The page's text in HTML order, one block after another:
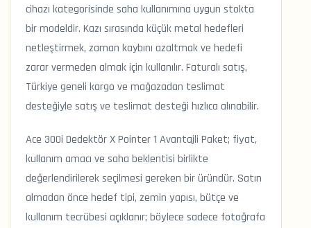
cihazı kategorisinde saha kullanımına uygun stokta
bir modeldir. Kazı sırasında küçük metal hedefleri
netleştirmek, zaman kaybını azaltmak ve hedefi
zarar vermeden almak için kullanılır. Faturalı satış,
Türkiye geneli kargo ve mağazadan teslimat
desteğiyle satış ve teslimat desteği hızlıca alınabilir.
Ace 300i Dedektör X Pointer 1 Avantajli Paket; fiyat,
kullanım amacı ve saha beklentisi birlikte
değerlendirilerek seçilmesi gereken bir üründür. Satın
almadan önce hedef tipi, zemin yapısı, bütçe ve
kullanım tecrübesi açıklanır; böylece sadece fotoğrafa